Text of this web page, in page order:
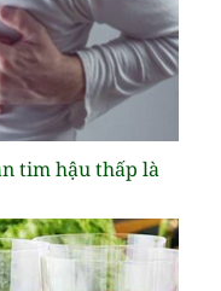
tim hậu thấp là